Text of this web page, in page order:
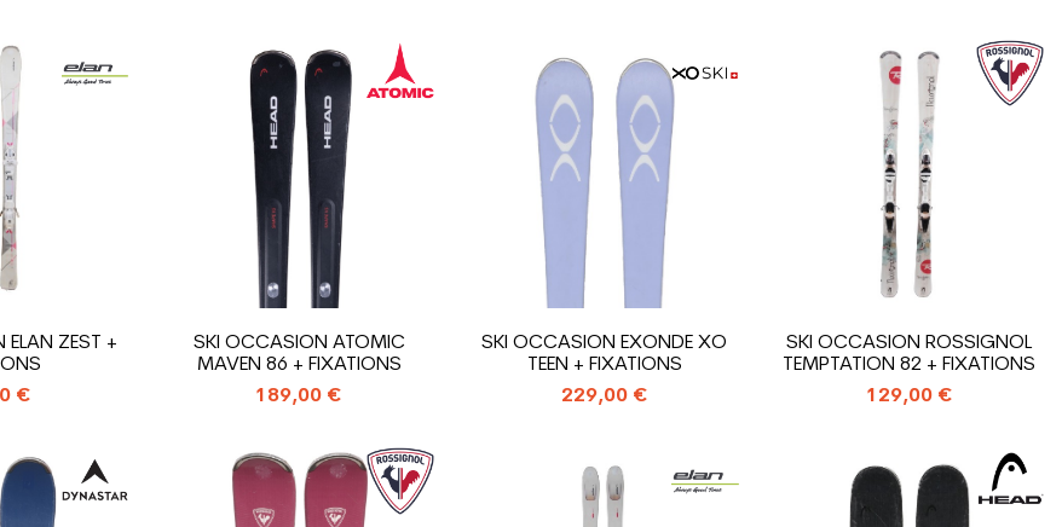
ZEST +
€
SKI OCCASION ATOMIC
MAVEN 86 + FIXATIONS
189,00 €
SKI OCCASION EXONDE XO
TEEN + FIXATIONS
229,00 €
SKI OCCASION ROSSIGNOL
TEMPTATION 82 + FIXATIONS
129,00 €